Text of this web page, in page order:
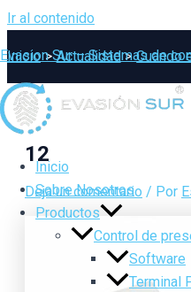
Ir al contenido
Evasion Sur – Sistemas de
Inicio
Sobre Nosotros
Productos
Control de
Software
Terminal
Inicio Actualidad Cuando
12
Deja un comentario / Por